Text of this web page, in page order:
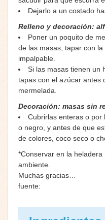
Dejarlo a un costado
Relleno y decoración:
Poner un poquito de
de las masas, tapar con
impalpable.
Si las masas tienen un
tapas con el azúcar antes
mermelada.
Decoración: masas sin
Cubrirlas enteras o por
o negro, y antes de que
de colores, coco seco o
*Conservar en la
ambiente.
Muchas gracias…
fuente: